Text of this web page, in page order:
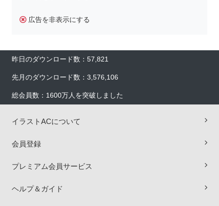
広告を非表示にする
昨日のダウンロード数：57,821
先月のダウンロード数：3,576,106
総会員数：1600万人を突破しました
イラストACについて
会員登録
プレミアム会員サービス
ヘルプ＆ガイド